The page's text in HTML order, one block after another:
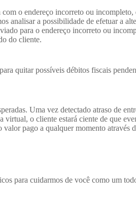
o endereço incorreto ou incompleto,
analisar a possibilidade de efetuar a
para o endereço incorreto ou
do cliente.
quitar possíveis débitos fiscais
Uma vez detectado atraso de
o cliente estará ciente de que
pago a qualquer momento através
para cuidarmos de você como um